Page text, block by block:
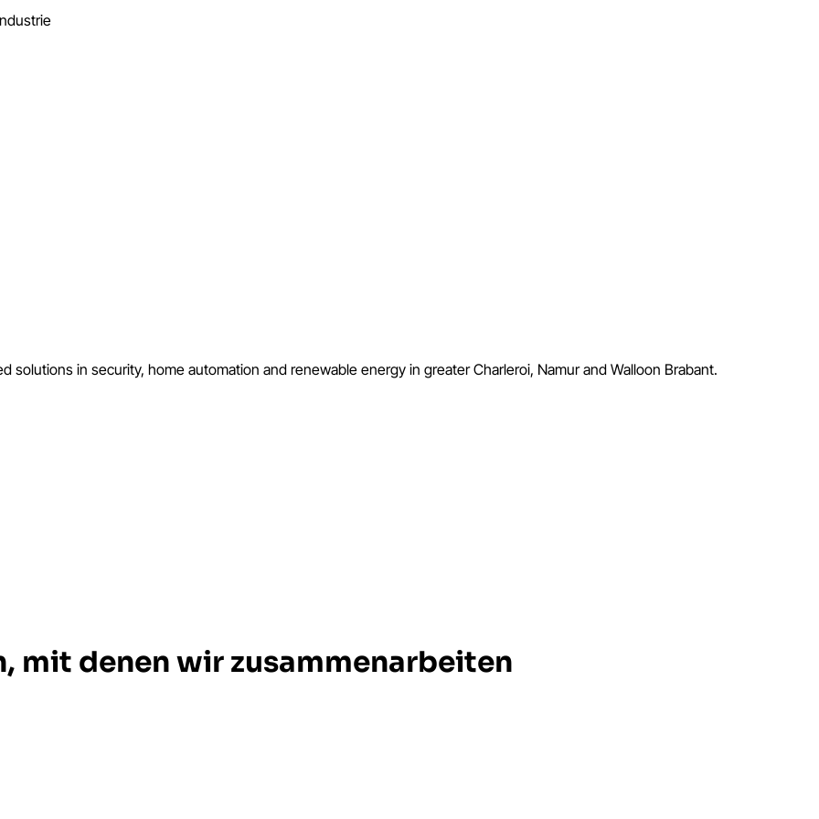
solutions in security, home automation and renewable energy in greater Charleroi, Namur and Walloon Brabant.
mit denen wir zusammenarbeiten